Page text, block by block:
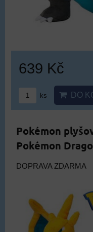
639 Kč
ks DO
Pokémon
Pokémon
DOPRAVA ZDARMA